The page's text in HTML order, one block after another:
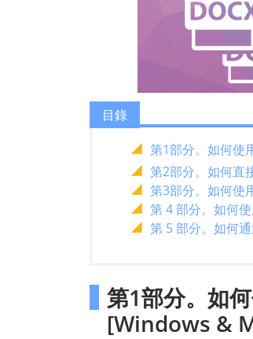
目錄
第1部分。如何使
第2部分。如何直
第3部分。如何使
第 4 部分。如何
第 5 部分。如何
第1部分。如
[Windows &